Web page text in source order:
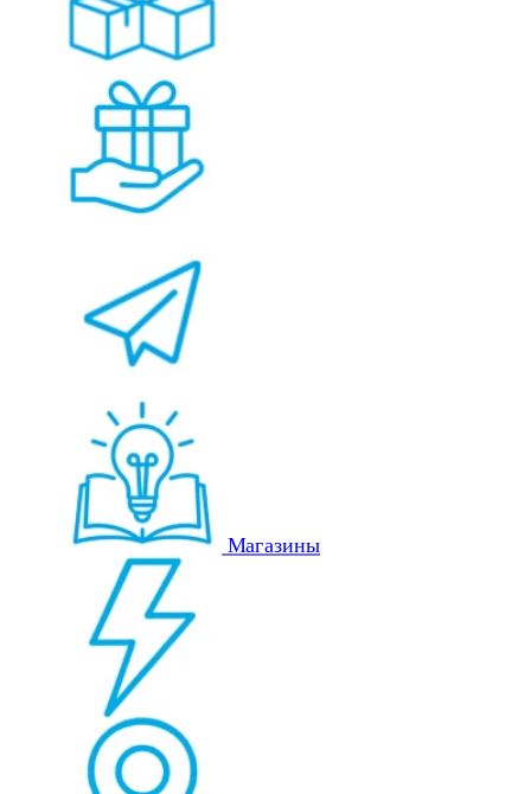
Магазины